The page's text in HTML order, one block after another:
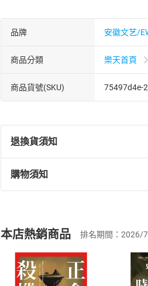
品牌 安徽文艺/
商品分類 樂天首頁
商品貨號(SKU) 75497d4e-
退換貨須知
退換貨規定：
(一)依消費者保護法第19條
(二)消費者訂購本店鋪之商
且已下載/存取電子書，不得
退貨方式：您欲取消訂單或辦
購物須知
挑選商品
Choose
本店熱銷商品 排名期間：2026/